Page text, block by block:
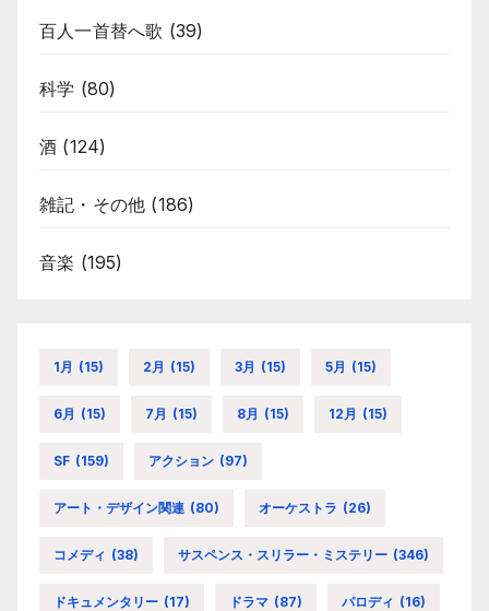
百人一首替へ歌 (39)
科学 (80)
酒 (124)
雑記・その他 (186)
音楽 (195)
1月 (15) 2月 (15) 3月 (15) 5月 (15)
6月 (15) 7月 (15) 8月 (15) 12月 (15)
SF (159) アクション (97)
アート・デザイン関連 (80) オーケストラ (26)
コメディ (38) サスペンス・スリラー・ミステリー (346)
ドキュメンタリー (17) ドラマ (87) パロディ (16)